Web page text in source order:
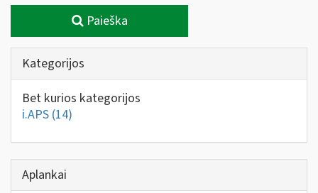
Paieška
Kategorijos
Bet kurios kategorijos
i.APS (14)
Aplankai